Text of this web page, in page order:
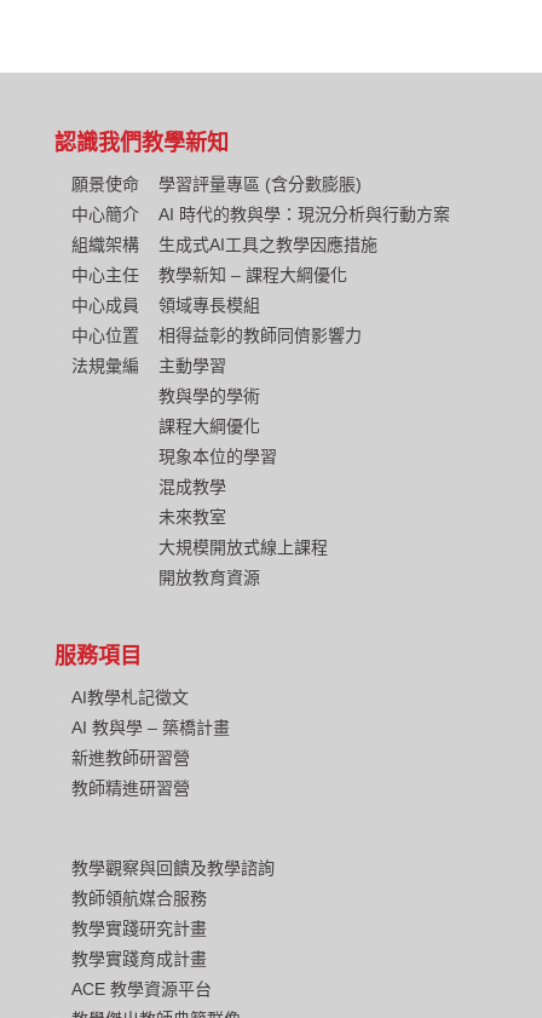
認識我們
願景使命
中心簡介
組織架構
中心主任
中心成員
中心位置
法規彙編
教學新知
學習評量專區 (含分數膨脹)
AI 時代的教與學：現況分析與行動方案
生成式AI工具之教學因應措施
教學新知 – 課程大綱優化
領域專長模組
相得益彰的教師同儕影響力
主動學習
教與學的學術
課程大綱優化
現象本位的學習
混成教學
未來教室
大規模開放式線上課程
開放教育資源
服務項目
AI教學札記徵文
AI 教與學 – 築橋計畫
新進教師研習營
教師精進研習營
教學觀察與回饋及教學諮詢
教師領航媒合服務
教學實踐研究計畫
教學實踐育成計畫
ACE 教學資源平台